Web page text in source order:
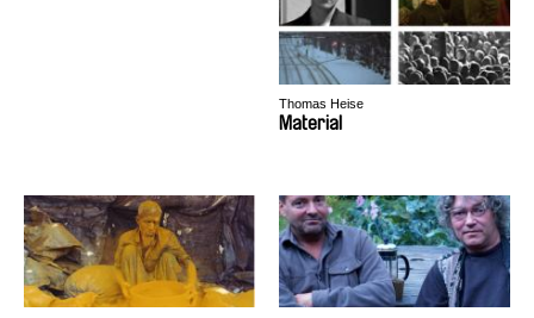
Thomas Heise
Material